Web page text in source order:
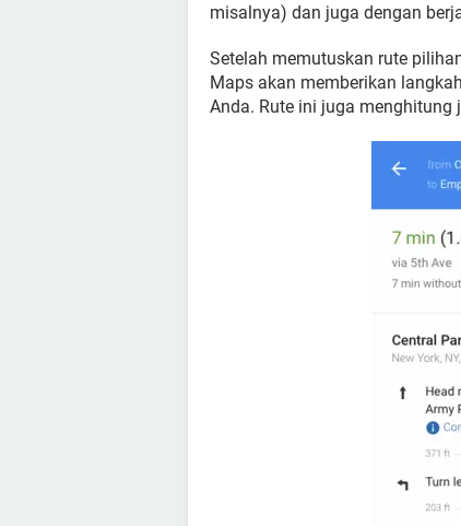
misalnya) dan juga dengan
Setelah memutuskan rute
Maps akan memberikan
Anda. Rute ini juga